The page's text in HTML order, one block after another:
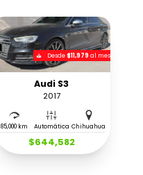
Desde$11,979al mes
Audi S3
2017
85,000 km Automática Chihuahua
$644,582